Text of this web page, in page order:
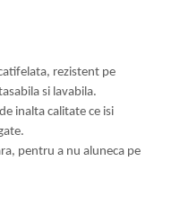
rezistent pe
si lavabila.
inalta calitate ce isi
pentru a nu aluneca pe